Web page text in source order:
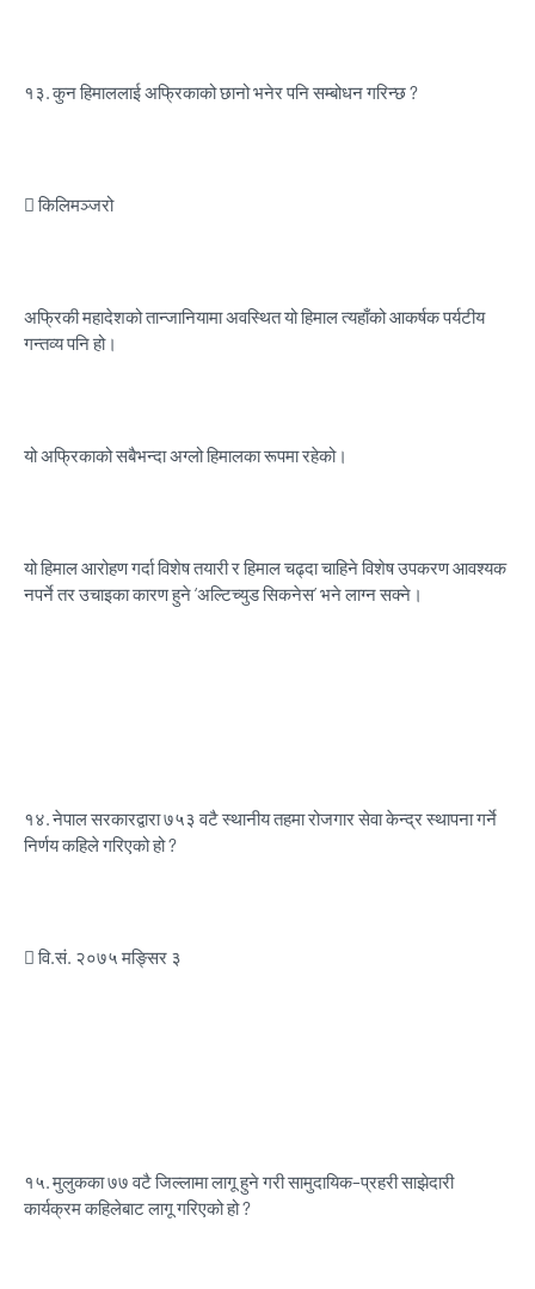
१३.कुन हिमाललाई अफ्रिकाको छानो भनेर पनि सम्बोधन गरिन्छ ?
 किलिमञ्जरो
अफ्रिकी महादेशको तान्जानियामा अवस्थित यो हिमाल त्यहाँको आकर्षक पर्यटीय
गन्तव्य पनि हो।
यो अफ्रिकाको सबैभन्दा अग्लो हिमालका रूपमा रहेको।
यो हिमाल आरोहण गर्दा विशेष तयारी र हिमाल चढ्दा चाहिने विशेष उपकरण आवश्यक
नपर्ने तर उचाइका कारण हुने ‘अल्टिच्युड सिकनेस’ भने लाग्न सक्ने।
१४.नेपाल सरकारद्वारा ७५३ वटै स्थानीय तहमा रोजगार सेवा केन्द्र स्थापना गर्ने
निर्णय कहिले गरिएको हो ?
 वि.सं. २०७५ मङ्सिर ३
१५.मुलुकका ७७ वटै जिल्लामा लागू हुने गरी सामुदायिक–प्रहरी साझेदारी
कार्यक्रम कहिलेबाट लागू गरिएको हो ?